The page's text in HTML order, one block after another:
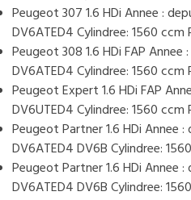
Peugeot 307 1.6 HDi Annee :
DV6ATED4 Cylindree: 1560 ccm
Peugeot 308 1.6 HDi FAP
DV6ATED4 Cylindree: 1560 ccm
Peugeot Expert 1.6 HDi FAP
DV6UTED4 Cylindree: 1560 ccm
Peugeot Partner 1.6 HDi Annee
DV6ATED4 DV6B Cylindree:
Peugeot Partner 1.6 HDi Annee
DV6ATED4 DV6B Cylindree: